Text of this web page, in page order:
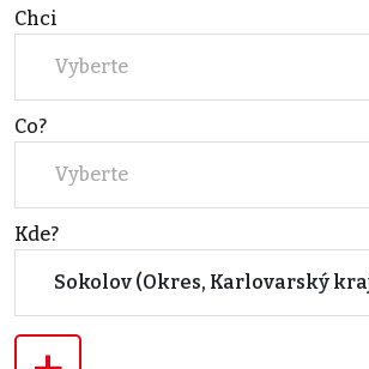
Chci
Vyberte
Co?
Vyberte
Kde?
Sokolov (Okres, Karlovarský